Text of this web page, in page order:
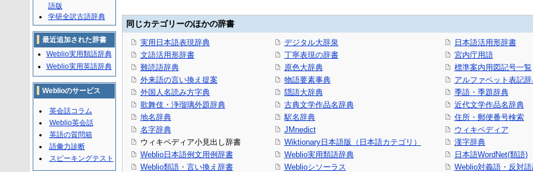
同じカテゴリーのほかの辞書
実用日本語表現辞典
文語活用形辞書
難読語辞典
外来語の言い換え提案
外国人名読み方字典
歌舞伎・浄瑠璃外題辞典
地名辞典
名字辞典
ウィキペディア小見出し辞書
Weblio日本語例文用例辞書
Weblio類語・言い換え辞書
デジタル大辞泉
丁寧表現の辞書
原色大辞典
物語要素事典
隠語大辞典
古典文学作品名辞典
駅名辞典
JMnedict
Wiktionary日本語版（日本語カテゴリ）
Weblio実用類語辞典
Weblioシソーラス
日本語活用形辞書
宮内庁用語
標準案内用図記号一覧
アルファベット表記
季語・季題辞典
近代文学作品名辞典
住所・郵便番号検索
ウィキペディア
漢字辞典
日本語WordNet(類語)
Weblio対義語・反対
語版
学研全訳古語辞典
最近追加された辞書
Weblio実用類語辞典
Weblio実用英語辞典
Weblioのサービス
英会話コラム
Weblio英会話
英語の質問箱
語彙力診断
スピーキングテスト